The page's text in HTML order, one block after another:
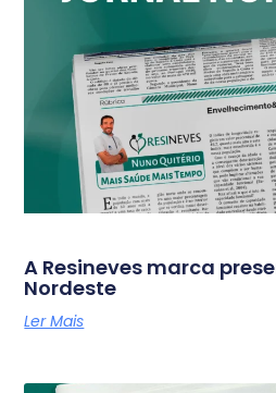
A Resineves marca
Nordeste
Ler Mais